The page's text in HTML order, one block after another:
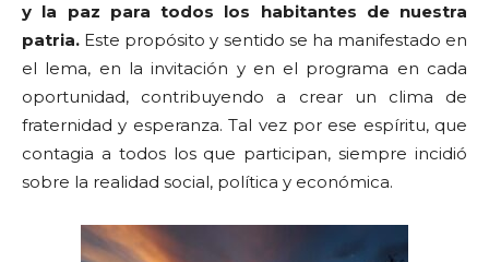
y la paz para todos los habitantes de nuestra
patria. Este propósito y sentido se ha manifestado en
el lema, en la invitación y en el programa en cada
oportunidad, contribuyendo a crear un clima de
fraternidad y esperanza. Tal vez por ese espíritu, que
contagia a todos los que participan, siempre incidió
sobre la realidad social, política y económica.